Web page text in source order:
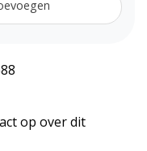
op over dit